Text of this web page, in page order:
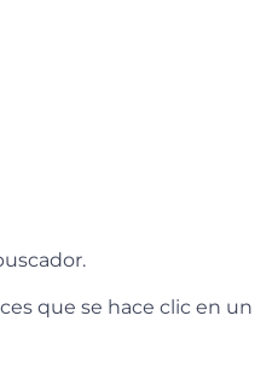
que se hace clic en un